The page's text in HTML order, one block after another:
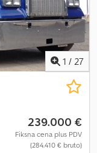
1 / 27
239.000 €
Fiksna cena plus PDV
(284.410 € bruto)